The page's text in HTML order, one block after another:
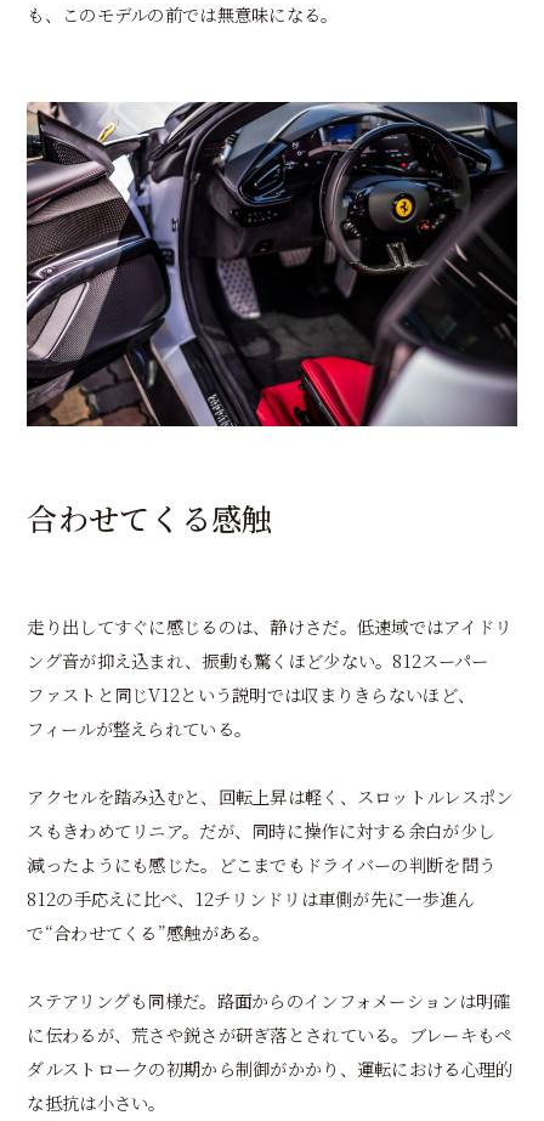
も、このモデルの前では無意味になる。
合わせてくる感触
走り出してすぐに感じるのは、静けさだ。低速域ではアイドリ
ング音が抑え込まれ、振動も驚くほど少ない。812スーパー
ファストと同じV12という説明では収まりきらないほど、
フィールが整えられている。
アクセルを踏み込むと、回転上昇は軽く、スロットルレスポン
スもきわめてリニア。だが、同時に操作に対する余白が少し
減ったようにも感じた。どこまでもドライバーの判断を問う
812の手応えに比べ、12チリンドリは車側が先に一歩進ん
で“合わせてくる”感触がある。
ステアリングも同様だ。路面からのインフォメーションは明確
に伝わるが、荒さや鋭さが研ぎ落とされている。ブレーキもペ
ダルストロークの初期から制御がかかり、運転における心理的
な抵抗は小さい。